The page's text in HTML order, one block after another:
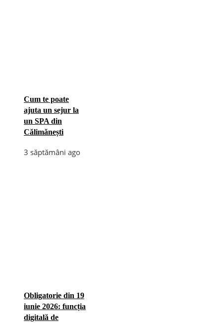
Cum te poate
ajuta un sejur la
un SPA din
Călimănești
3 săptămâni ago
Obligatorie din 19
iunie 2026: funcția
digitală de